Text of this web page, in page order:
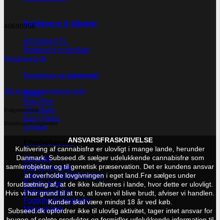
Reflektorer & tilbehør
HPS/MH/CFL
Refleksivt mylar/folie
Forspiring og plantestart
Root!t
Root Riot
Jiffy disks
Eazy Plugs
Grodan
Efterbehandling
Tørrenet
Plantetrimmere
Sakse og plantetrimmere
Bubble bags
Pollenpressere
Fugtighedsregulering
Mikroskoper
40690956
@subseed.dk
Gå til vores facebook-side
Fragtmetoder
Betalingsmuligheder
ANSVARSFRASKRIVELSE
Kultivering af cannabisfrø er ulovligt i mange lande, herunder
Danmark. Subseed.dk sælger udelukkende cannabisfrø som
samlerobjekter og til genetisk præservation. Det er kundens ansvar
at overholde lovgivningen i eget land. Frø sælges under
forudsætning af, at de ikke kultiveres i lande, hvor dette er ulovligt.
Hvis vi har grund til at tro, at loven vil blive brudt, afviser vi handlen.
Kunder skal være mindst 18 år ved køb.
Subseed.dk opfordrer ikke til ulovlig aktivitet, tager intet ansvar for